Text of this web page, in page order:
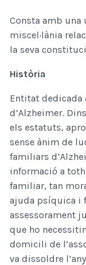
Consta amb una
miscel·lània
la seva
Història
Entitat
d’Alzheimer.
els estatuts,
sense ànim de
familiars
informació a
familiar, tan
ajuda psíquica i
assessorament
que ho
domicili de
va dissoldre